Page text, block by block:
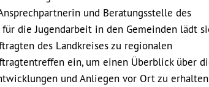
und Beratungsstelle des
für die Jugendarbeit in den Gemeinden lädt
des Landkreises zu regionalen
ein, um einen Überblick über
und Anliegen vor Ort zu